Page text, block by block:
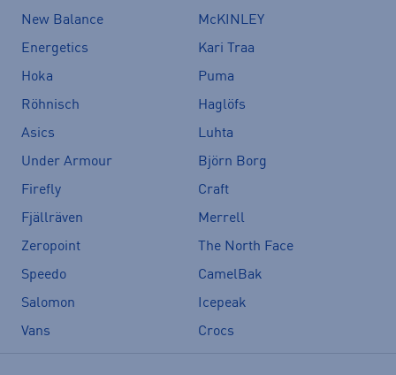
New Balance
McKINLEY
Energetics
Kari Traa
Hoka
Puma
Röhnisch
Haglöfs
Asics
Luhta
Under Armour
Björn Borg
Firefly
Craft
Fjällräven
Merrell
Zeropoint
The North Face
Speedo
CamelBak
Salomon
Icepeak
Vans
Crocs